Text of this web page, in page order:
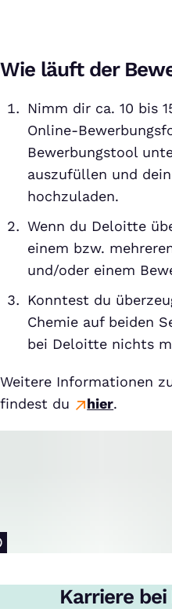
Wie läuft der
Nimm dir ca. 10 bis
Online-
Bewerbungstool
auszufüllen und
hochzuladen.
Wenn du Deloitte
einem bzw.
und/oder einem
Konntest du
Chemie auf beiden
bei Deloitte nichts
Weitere Informationen
findest du
hier.
Karriere bei